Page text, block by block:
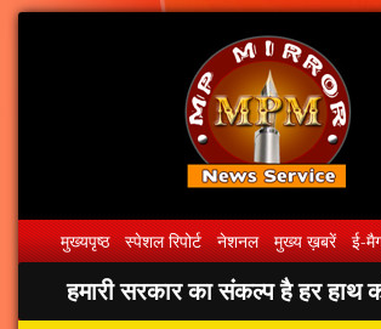
मुख्यपृष्ठ स्पेशल रिपोर्ट नेशनल मुख्य ख़बरें ई-
हमारी सरकार का संकल्प है हर हाथ